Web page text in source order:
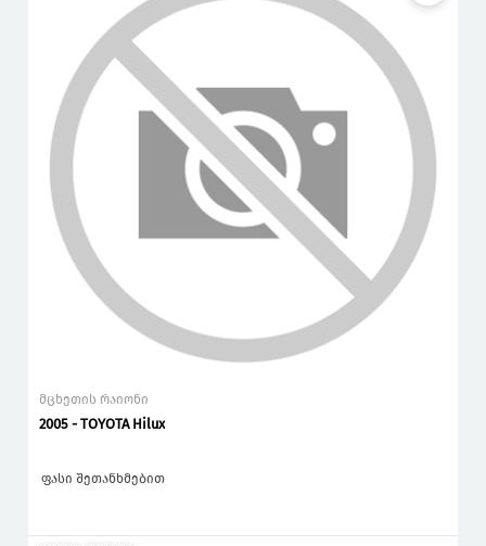
მცხეთის რაიონი
2005 - TOYOTA Hilux
ფასი შეთანხმებით